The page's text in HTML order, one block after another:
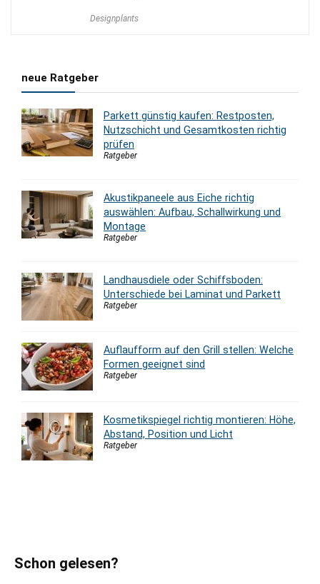
Designplants
neue Ratgeber
Parkett günstig kaufen: Restposten,
Nutzschicht und Gesamtkosten richtig
prüfen
Ratgeber
Akustikpaneele aus Eiche richtig
auswählen: Aufbau, Schallwirkung und
Montage
Ratgeber
Landhausdiele oder Schiffsboden:
Unterschiede bei Laminat und Parkett
Ratgeber
Auflaufform auf den Grill stellen: Welche
Formen geeignet sind
Ratgeber
Kosmetikspiegel richtig montieren: Höhe,
Abstand, Position und Licht
Ratgeber
Schon gelesen?